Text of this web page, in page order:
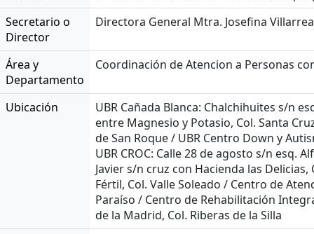
Secretario o
Director
Directora General Mtra. Josefina
Área y
Departamento
Coordinación de Atencion a Personas
Ubicación
UBR Cañada Blanca: Chalchihuites s/n
entre Magnesio y Potasio, Col. Santa
de San Roque / UBR Centro Down y
UBR CROC: Calle 28 de agosto s/n esq.
Javier s/n cruz con Hacienda las
Fértil, Col. Valle Soleado / Centro de
Paraíso / Centro de Rehabilitación
de la Madrid, Col. Riberas de la Silla